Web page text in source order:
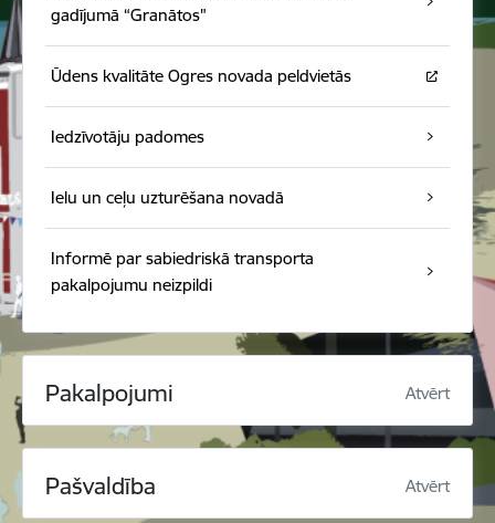
gadījumā “Granātos"
Ūdens kvalitāte Ogres novada peldvietās
Iedzīvotāju padomes
Ielu un ceļu uzturēšana novadā
Informē par sabiedriskā transporta
pakalpojumu neizpildi
Pakalpojumi Atvērt
Pašvaldība Atvērt